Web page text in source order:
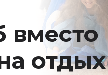
вместо
отдых